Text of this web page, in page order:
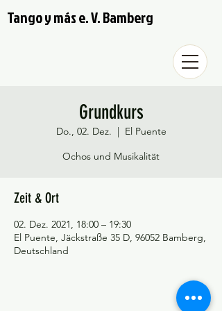
Tango y más e. V. Bamberg
Grundkurs
Do., 02. Dez.
  |
El Puente
Ochos und Musikalität
Zeit & Ort
02. Dez. 2021, 18:00 – 19:30
El Puente, Jäckstraße 35 D, 96052 Bamberg,
Deutschland